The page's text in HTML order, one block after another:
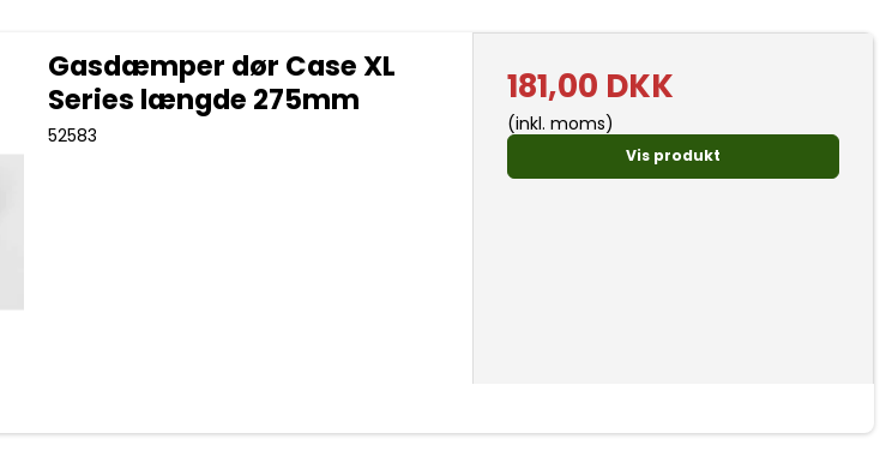
Gasdæmper dør Case XL
Series længde 275mm
52583
181,00 DKK
(inkl. moms)
Vis produkt